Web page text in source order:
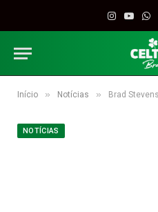
Instagram
Início » Notícias » Brad Stevens é
NOTÍCIAS